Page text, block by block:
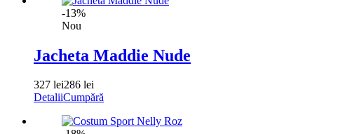
-13%
Nou
Jacheta Maddie Nude
327 lei286 lei
DetaliiCumpără